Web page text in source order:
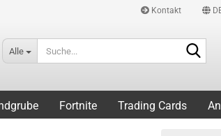
Kontakt
Alle
Fortnite Trading Cards